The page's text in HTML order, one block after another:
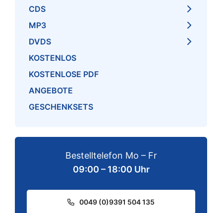
CDS
MP3
DVDS
KOSTENLOS
KOSTENLOSE PDF
ANGEBOTE
GESCHENKSETS
Bestelltelefon Mo – Fr
09:00 – 18:00 Uhr
0049 (0)9391 504 135